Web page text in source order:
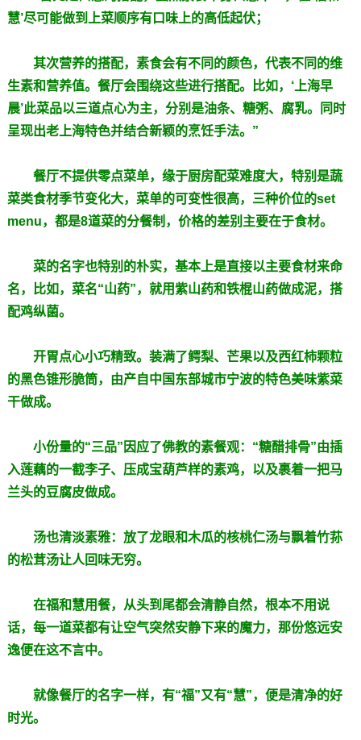
慧’尽可能做到上菜顺序有口味上的高低起伏；
其次营养的搭配，素食会有不同的颜色，代表不同的维
生素和营养值。餐厅会围绕这些进行搭配。比如，‘上海早
晨’此菜品以三道点心为主，分别是油条、糖粥、腐乳。同时
呈现出老上海特色并结合新颖的烹饪手法。”
餐厅不提供零点菜单，缘于厨房配菜难度大，特别是蔬
菜类食材季节变化大，菜单的可变性很高，三种价位的set
menu，都是8道菜的分餐制，价格的差别主要在于食材。
菜的名字也特别的朴实，基本上是直接以主要食材来命
名，比如，菜名“山药”，就用紫山药和铁棍山药做成泥，搭
配鸡纵菌。
开胃点心小巧精致。装满了鳄梨、芒果以及西红柿颗粒
的黑色锥形脆筒，由产自中国东部城市宁波的特色美味紫菜
干做成。
小份量的“三品”因应了佛教的素餐观：“糖醋排骨”由插
入莲藕的一截李子、压成宝葫芦样的素鸡，以及裹着一把马
兰头的豆腐皮做成。
汤也清淡素雅：放了龙眼和木瓜的核桃仁汤与飘着竹荪
的松茸汤让人回味无穷。
在福和慧用餐，从头到尾都会清静自然，根本不用说
话，每一道菜都有让空气突然安静下来的魔力，那份悠远安
逸便在这不言中。
就像餐厅的名字一样，有“福”又有“慧”，便是清净的好
时光。